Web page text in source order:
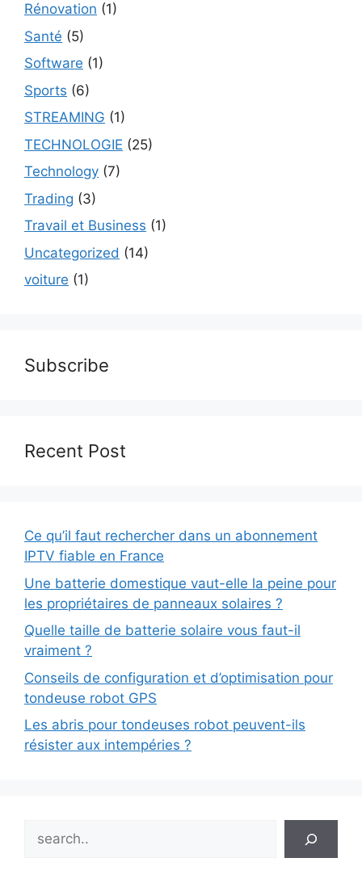
Rénovation (1)
Santé (5)
Software (1)
Sports (6)
STREAMING (1)
TECHNOLOGIE (25)
Technology (7)
Trading (3)
Travail et Business (1)
Uncategorized (14)
voiture (1)
Subscribe
Recent Post
Ce qu’il faut rechercher dans un abonnement
IPTV fiable en France
Une batterie domestique vaut-elle la peine pour
les propriétaires de panneaux solaires ?
Quelle taille de batterie solaire vous faut-il
vraiment ?
Conseils de configuration et d’optimisation pour
tondeuse robot GPS
Les abris pour tondeuses robot peuvent-ils
résister aux intempéries ?